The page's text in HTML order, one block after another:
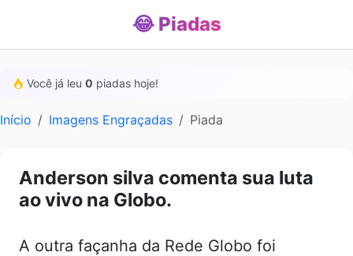
😂 Piadas
Você já leu 0 piadas hoje!
Início Imagens Engraçadas Piada
Anderson silva comenta sua luta
ao vivo na Globo.
A outra façanha da Rede Globo foi